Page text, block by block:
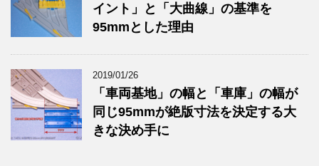
イント」と「大曲線」の基準を
95mmとした理由
2019/01/26
「車両基地」の幅と「車庫」の幅が
同じ95mmが絶版寸法を決定する大
きな決め手に